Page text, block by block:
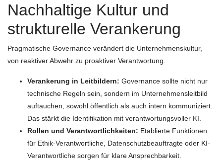
Nachhaltige Kultur und
strukturelle Verankerung
Pragmatische Governance verändert die Unternehmenskultur,
von reaktiver Abwehr zu proaktiver Verantwortung.
Verankerung in Leitbildern: Governance sollte nicht nur
technische Regeln sein, sondern im Unternehmensleitbild
auftauchen, sowohl öffentlich als auch intern kommuniziert.
Das stärkt die Identifikation mit verantwortungsvoller KI.
Rollen und Verantwortlichkeiten: Etablierte Funktionen
für Ethik-Verantwortliche, Datenschutzbeauftragte oder KI-
Verantwortliche sorgen für klare Ansprechbarkeit.